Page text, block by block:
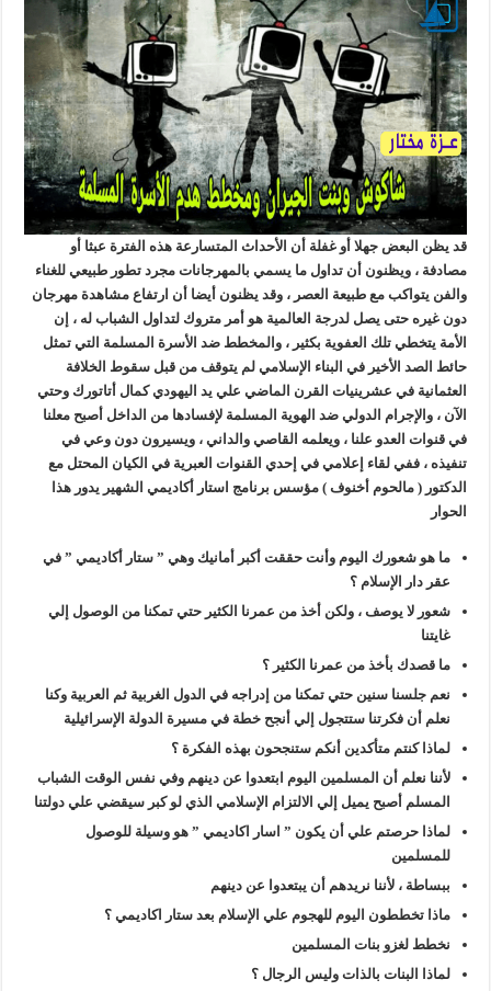
قد يظن البعض جهلا أو غفلة أن الأحداث المتسارعة هذه الفترة عبثا أو
مصادفة ، ويظنون أن تداول ما يسمي بالمهرجانات مجرد تطور طبيعي للغناء
والفن يتواكب مع طبيعة العصر ، وقد يظنون أيضا أن ارتفاع مشاهدة مهرجان
دون غيره حتى يصل لدرجة العالمية هو أمر متروك لتداول الشباب له ، إن
الأمة يتخطي تلك العفوية بكثير ، والمخطط ضد الأسرة المسلمة التي تمثل
حائط الصد الأخير في البناء الإسلامي لم يتوقف من قبل سقوط الخلافة
العثمانية في عشرينيات القرن الماضي علي يد اليهودي كمال أتاتورك وحتي
الآن ، والإجرام الدولي ضد الهوية المسلمة لإفسادها من الداخل أصبح معلنا
في قنوات العدو علنا ، ويعلمه القاصي والداني ، ويسيرون دون وعي في
تنفيذه ، ففي لقاء إعلامي في إحدي القنوات العبرية في الكيان المحتل مع
الدكتور ( مالحوم أخنوف ) مؤسس برنامج استار أكاديمي الشهير يدور هذا
الحوار
ما هو شعورك اليوم وأنت حققت أكبر أمانيك وهي ” ستار أكاديمي ” في
عقر دار الإسلام ؟
شعور لا يوصف ، ولكن أخذ من عمرنا الكثير حتي تمكنا من الوصول إلي
غايتنا
ما قصدك بأخذ من عمرنا الكثير ؟
نعم جلسنا سنين حتي تمكنا من إدراجه في الدول الغربية ثم العربية وكنا
نعلم أن فكرتنا ستتجول إلي أنجح خطة في مسيرة الدولة الإسرائيلية
لماذا كنتم متأكدين أنكم ستنجحون بهذه الفكرة ؟
لأننا نعلم أن المسلمين اليوم ابتعدوا عن دينهم وفي نفس الوقت الشباب
المسلم أصبح يميل إلي الالتزام الإسلامي الذي لو كبر سيقضي علي دولتنا
لماذا حرصتم علي أن يكون ” اسار اكاديمي ” هو وسيلة للوصول
للمسلمين
ببساطة ، لأننا نريدهم أن يبتعدوا عن دينهم
ماذا تخططون اليوم للهجوم علي الإسلام بعد ستار اكاديمي ؟
نخطط لغزو بنات المسلمين
لماذا البنات بالذات وليس الرجال ؟